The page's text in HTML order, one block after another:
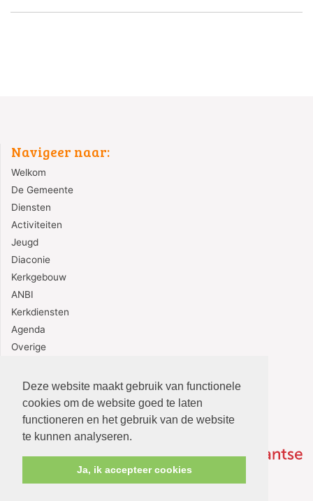
Deze website maakt gebruik van functionele
cookies om de website goed te laten
functioneren en het gebruik van de website
te kunnen analyseren.
Ja, ik accepteer cookies
Navigeer naar:
Welkom
De Gemeente
Diensten
Activiteiten
Jeugd
Diaconie
Kerkgebouw
ANBI
Kerkdiensten
Agenda
Overige